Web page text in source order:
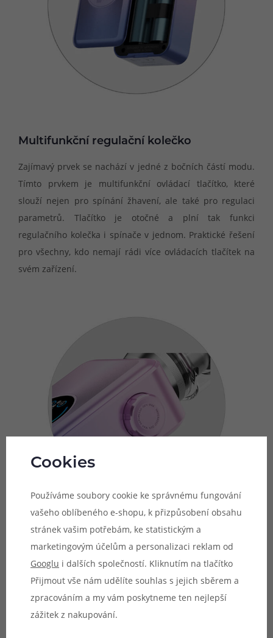
Multifunkční regulační kolečko
Zajímavý prvek se nachází v jedné z bočních částí modu.
Tímto prvkem je multifunkční ovládací tlačítko, které
slouží nejen pro spínání žhavení, ale také pro regulaci
parametrů. Tlačítko je otočné a plní tak funkci
regulačního kolečka i spínače v jednom. Praktické řešení
pro všechny, kdo nemají rádi více ovládacích tlačítek na
svém zařízení.
Stylová barevná schémata
Pro variabilnější přizpůsobení vašemu stylu je mod
vybaven hned třemi barevnými schématy. Na výběr je
fotbalové schéma (Football Theme), schéma létajícího
talíře (UFO Theme) a základní výchozí schéma (General
Cookies
Používáme soubory cookie ke správnému fungování
vašeho oblíbeného e-shopu, k přizpůsobení obsahu
stránek vašim potřebám, ke statistickým a
marketingovým účelům a personalizaci reklam od
Googlu i dalších společností. Kliknutím na tlačítko
Přijmout vše nám udělíte souhlas s jejich sběrem a
zpracováním a my vám poskytneme ten nejlepší
zážitek z nakupování.